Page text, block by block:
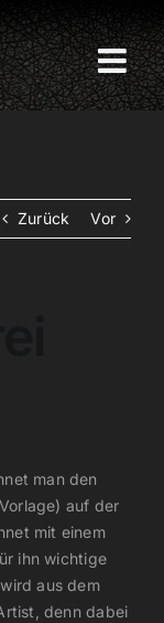
Zurück Vor
man den
auf der
mit einem
ihn wichtige
aus dem
denn dabei